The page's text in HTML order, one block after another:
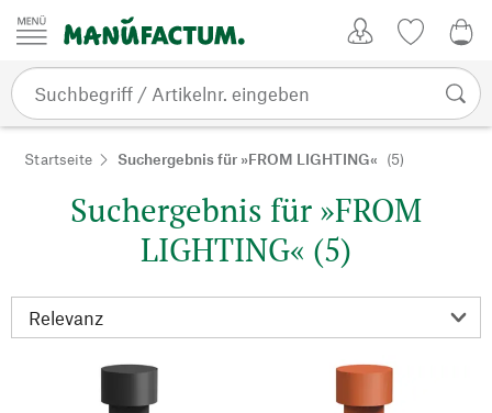
Zum Inhalt springen
Startseite Suchergebnis für »FROM LIGHTING« (5)
Suchergebnis für »FROM
LIGHTING« (5)